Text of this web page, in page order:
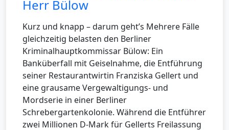
Herr Bülow
Kurz und knapp – darum geht’s Mehrere Fälle
gleichzeitig belasten den Berliner
Kriminalhauptkommissar Bülow: Ein
Banküberfall mit Geiselnahme, die Entführung
seiner Restaurantwirtin Franziska Gellert und
eine grausame Vergewaltigungs- und
Mordserie in einer Berliner
Schrebergartenkolonie. Während die Entführer
zwei Millionen D-Mark für Gellerts Freilassung